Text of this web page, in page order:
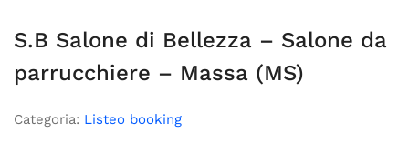
S.B Salone di Bellezza – Salone da
parrucchiere – Massa (MS)
Categoria: Listeo booking